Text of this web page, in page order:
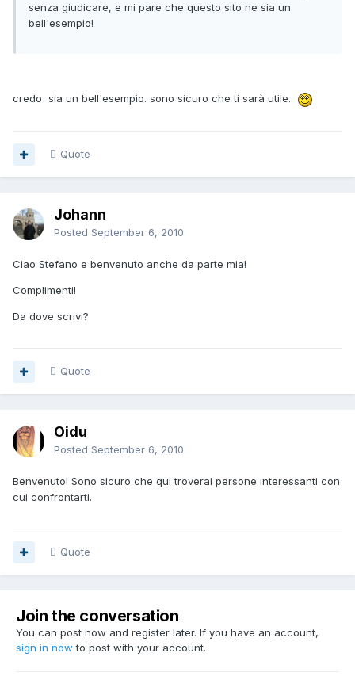
senza giudicare, e mi pare che questo sito ne sia un
bell'esempio!
credo sia un bell'esempio. sono sicuro che ti sarà utile.
Quote
Johann
Posted September 6, 2010
Ciao Stefano e benvenuto anche da parte mia!
Complimenti!
Da dove scrivi?
Quote
Oidu
Posted September 6, 2010
Benvenuto! Sono sicuro che qui troverai persone interessanti con
cui confrontarti.
Quote
Join the conversation
You can post now and register later. If you have an account,
sign in now to post with your account.